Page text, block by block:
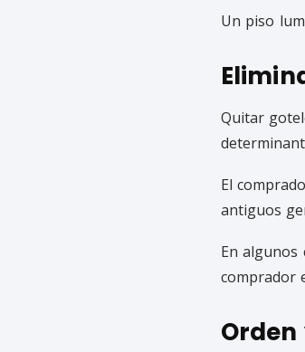
Un piso
Quitar
El
antiguos
En
comprador